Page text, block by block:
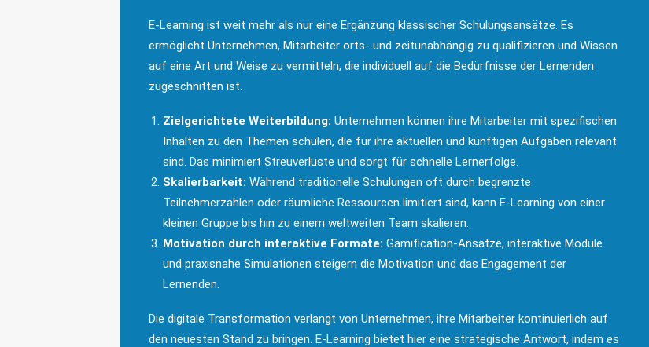
E-Learning ist weit mehr als nur eine Ergänzung klassischer Schulungsansätze. Es
ermöglicht Unternehmen, Mitarbeiter orts- und zeitunabhängig zu qualifizieren und Wissen
auf eine Art und Weise zu vermitteln, die individuell auf die Bedürfnisse der Lernenden
zugeschnitten ist.
Zielgerichtete Weiterbildung: Unternehmen können ihre Mitarbeiter mit spezifischen
Inhalten zu den Themen schulen, die für ihre aktuellen und künftigen Aufgaben relevant
sind. Das minimiert Streuverluste und sorgt für schnelle Lernerfolge.
Skalierbarkeit: Während traditionelle Schulungen oft durch begrenzte
Teilnehmerzahlen oder räumliche Ressourcen limitiert sind, kann E-Learning von einer
kleinen Gruppe bis hin zu einem weltweiten Team skalieren.
Motivation durch interaktive Formate: Gamification-Ansätze, interaktive Module
und praxisnahe Simulationen steigern die Motivation und das Engagement der
Lernenden.
Die digitale Transformation verlangt von Unternehmen, ihre Mitarbeiter kontinuierlich auf
den neuesten Stand zu bringen. E-Learning bietet hier eine strategische Antwort, indem es